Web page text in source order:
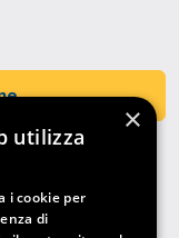
×
utilizza
i cookie per
di